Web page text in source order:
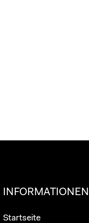
INFORMATIONEN
Startseite